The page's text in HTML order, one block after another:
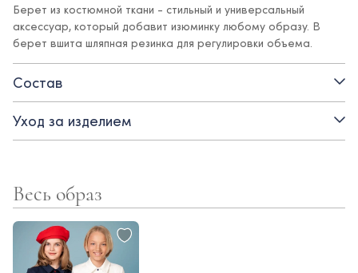
Берет из костюмной ткани - стильный и универсальный
аксессуар, который добавит изюминку любому образу. В
берет вшита шляпная резинка для регулировки объема.
Состав
Уход за изделием
Весь образ